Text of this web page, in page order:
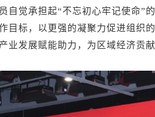
自觉承担起“不忘初心牢记使命”
目标，以更强的凝聚力促进组织
业发展赋能助力，为区域经济贡献